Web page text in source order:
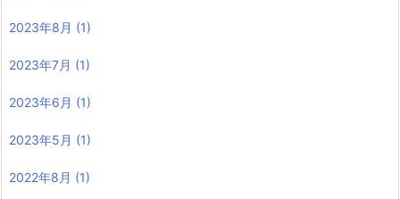
2023年8月 (1)
2023年7月 (1)
2023年6月 (1)
2023年5月 (1)
2022年8月 (1)